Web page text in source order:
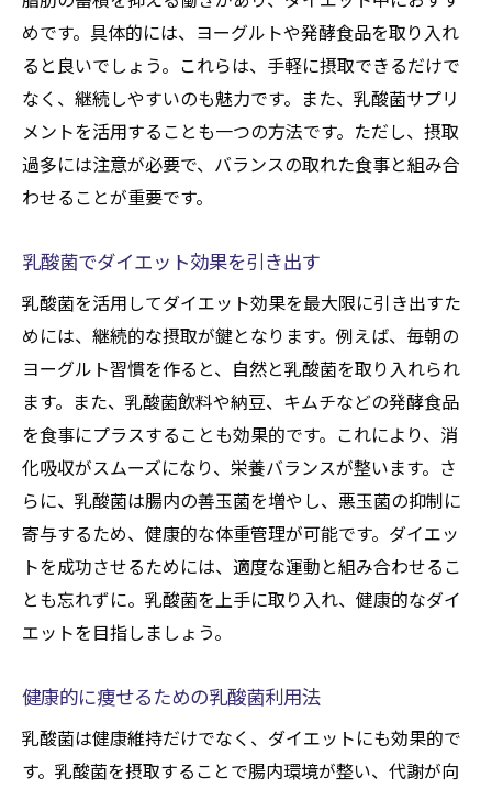
めです。具体的には、ヨーグルトや発酵食品を取り入れ
ると良いでしょう。これらは、手軽に摂取できるだけで
なく、継続しやすいのも魅力です。また、乳酸菌サプリ
メントを活用することも一つの方法です。ただし、摂取
過多には注意が必要で、バランスの取れた食事と組み合
わせることが重要です。
乳酸菌でダイエット効果を引き出す
乳酸菌を活用してダイエット効果を最大限に引き出すた
めには、継続的な摂取が鍵となります。例えば、毎朝の
ヨーグルト習慣を作ると、自然と乳酸菌を取り入れられ
ます。また、乳酸菌飲料や納豆、キムチなどの発酵食品
を食事にプラスすることも効果的です。これにより、消
化吸収がスムーズになり、栄養バランスが整います。さ
らに、乳酸菌は腸内の善玉菌を増やし、悪玉菌の抑制に
寄与するため、健康的な体重管理が可能です。ダイエッ
トを成功させるためには、適度な運動と組み合わせるこ
とも忘れずに。乳酸菌を上手に取り入れ、健康的なダイ
エットを目指しましょう。
健康的に痩せるための乳酸菌利用法
乳酸菌は健康維持だけでなく、ダイエットにも効果的で
す。乳酸菌を摂取することで腸内環境が整い、代謝が向